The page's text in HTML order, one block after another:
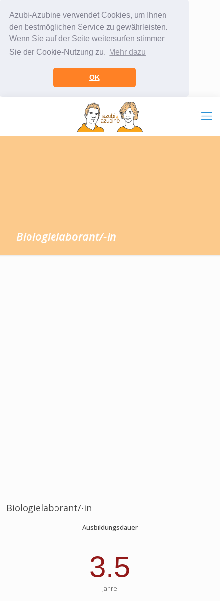
Azubi-Azubine verwendet Cookies, um Ihnen
den bestmöglichen Service zu gewährleisten.
Wenn Sie auf der Seite weitersurfen stimmen
Sie der Cookie-Nutzung zu. Mehr dazu
OK
Biologielaborant/-in
Biologielaborant/-in
Ausbildungsdauer
3.5
Jahre